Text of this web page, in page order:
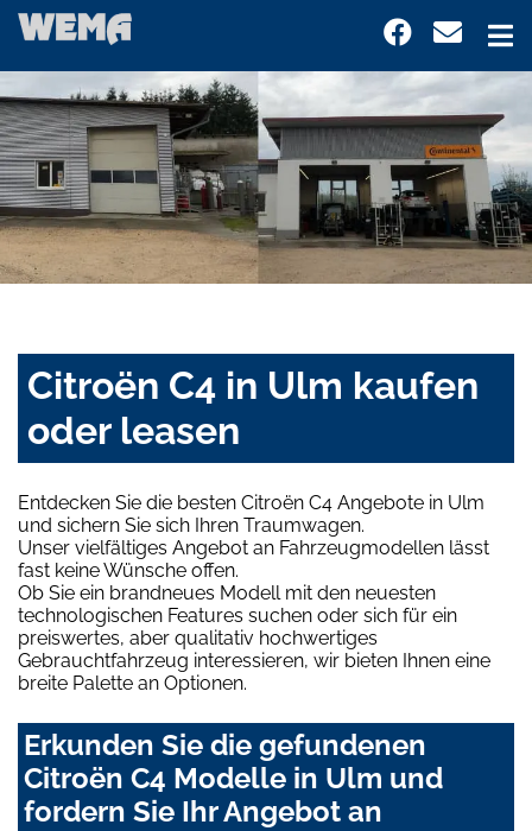
Citroën C4 in Ulm kaufen
oder leasen
Entdecken Sie die besten Citroën C4 Angebote in Ulm
und sichern Sie sich Ihren Traumwagen.
Unser vielfältiges Angebot an Fahrzeugmodellen lässt
fast keine Wünsche offen.
Ob Sie ein brandneues Modell mit den neuesten
technologischen Features suchen oder sich für ein
preiswertes, aber qualitativ hochwertiges
Gebrauchtfahrzeug interessieren, wir bieten Ihnen eine
breite Palette an Optionen.
Erkunden Sie die gefundenen
Citroën C4 Modelle in Ulm und
fordern Sie Ihr Angebot an